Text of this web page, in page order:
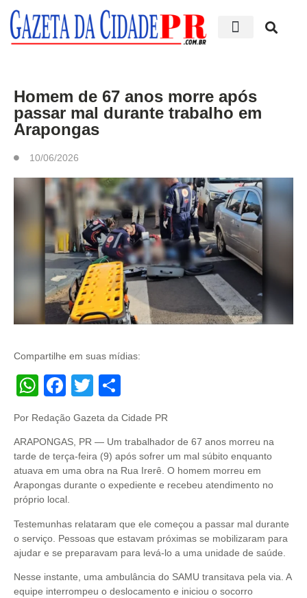
Homem de 67 anos morre após
passar mal durante trabalho em
Arapongas
10/06/2026
Compartilhe em suas mídias:
WhatsApp
Facebook
Twitter
Por Redação Gazeta da Cidade PR
ARAPONGAS, PR — Um trabalhador de 67 anos morreu na
tarde de terça-feira (9) após sofrer um mal súbito enquanto
atuava em uma obra na Rua Irerê. O homem morreu em
Arapongas durante o expediente e recebeu atendimento no
próprio local.
Testemunhas relataram que ele começou a passar mal durante
o serviço. Pessoas que estavam próximas se mobilizaram para
ajudar e se preparavam para levá-lo a uma unidade de saúde.
Nesse instante, uma ambulância do SAMU transitava pela via. A
equipe interrompeu o deslocamento e iniciou o socorro